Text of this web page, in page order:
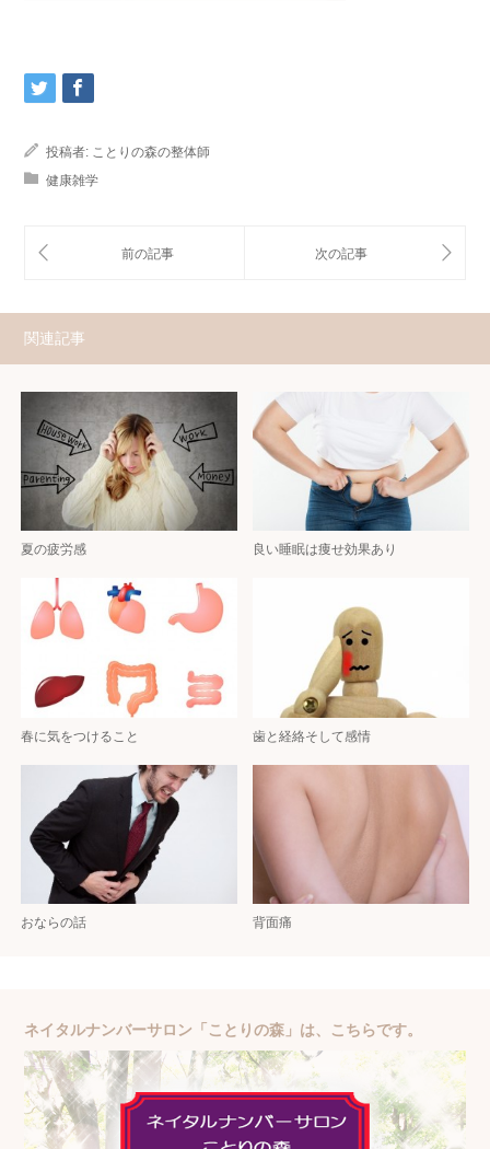
投稿者: ことりの森の整体師
健康雑学
関連記事
夏の疲労感 良い睡眠は痩せ効果あり
春に気をつけること 歯と経絡そして感情
おならの話 背面痛
ネイタルナンバーサロン「ことりの森」は、こちらです。